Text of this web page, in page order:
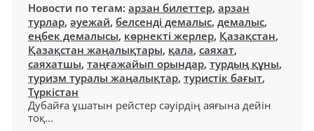
Новости по тегам: арзан билеттер, арзан
турлар, әуежай, белсенді демалыс, демалыс,
еңбек демалысы, көрнекті жерлер, Қазақстан,
Қазақстан жаңалықтары, қала, саяхат,
саяхатшы, таңғажайып орындар, турдың құны,
туризм туралы жаңалықтар, туристік бағыт,
Түркістан
Дубайға ұшатын рейстер сәуірдің аяғына дейін
тоқ...